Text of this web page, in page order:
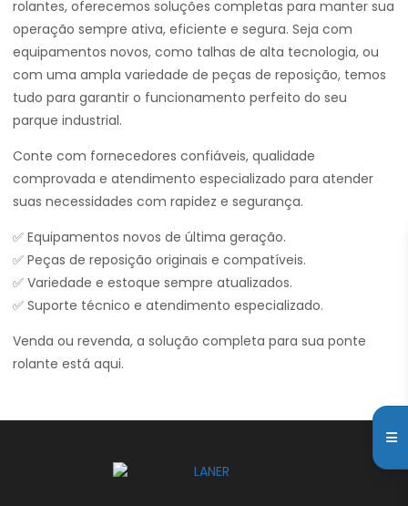
rolantes, oferecemos soluções completas para manter sua
operação sempre ativa, eficiente e segura. Seja com
equipamentos novos, como talhas de alta tecnologia, ou
com uma ampla variedade de peças de reposição, temos
tudo para garantir o funcionamento perfeito do seu
parque industrial.
Conte com fornecedores confiáveis, qualidade
comprovada e atendimento especializado para atender
suas necessidades com rapidez e segurança.
✅ Equipamentos novos de última geração.
✅ Peças de reposição originais e compatíveis.
✅ Variedade e estoque sempre atualizados.
✅ Suporte técnico e atendimento especializado.
Venda ou revenda, a solução completa para sua ponte
rolante está aqui.